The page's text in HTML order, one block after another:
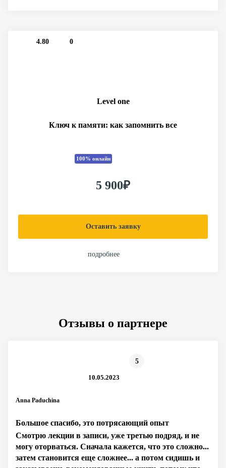
4.80 0
Level one
Ключ к памяти: как запомнить все
100% онлайн
5 900₽
Оставить заявку
подробнее
Отзывы о партнере
Anna Paduchina
5
10.05.2023
Большое спасибо, это потрясающий опыт
Смотрю лекции в записи, уже третью подряд, и не
могу оторваться. Сначала кажется, что это сложно...
затем становится еще сложнее... а потом сидишь и